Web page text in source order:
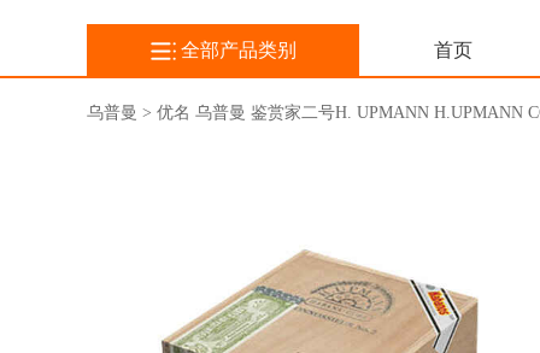
全部产品类别 首页
乌普曼 > 优名 乌普曼 鉴赏家二号H. UPMANN H.UPMANN